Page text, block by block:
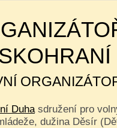
Duhasdružení pro
dužina Děsír